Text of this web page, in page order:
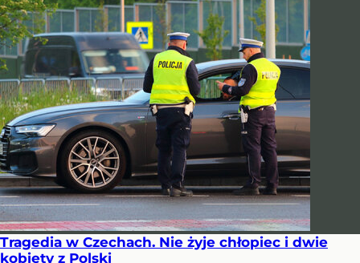
Tragedia w Czechach. Nie żyje chłopiec i dwie
kobiety z Polski